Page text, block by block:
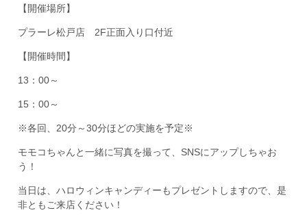
【開催場所】
プラーレ松戸店 2F正面入り口付近
【開催時間】
13：00～
15：00～
※各回、20分～30分ほどの実施を予定※
モモコちゃんと一緒に写真を撮って、SNSにアップしちゃお
う！
当日は、ハロウィンキャンディーもプレゼントしますので、是
非ともご来店ください！